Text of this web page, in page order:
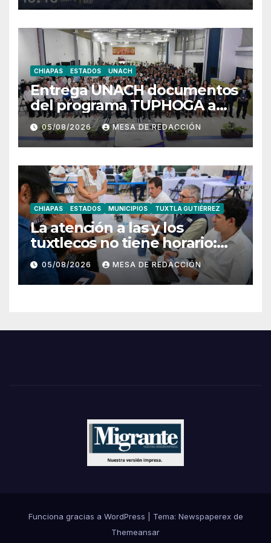
municipio
CHIAPAS ESTADOS UNACH
Entrega UNACH documentos
del programa TUPHOGA a
129 egresados de posgrado
05/08/2026 MESA DE REDACCIÓN
CHIAPAS ESTADOS MUNICIPIOS TUXTLA GUTIÉRREZ
La atención a las y los
tuxtlecos no tiene horario:
Angel Torres
05/08/2026 MESA DE REDACCIÓN
Funciona gracias a WordPress
Tema: Newspaperex de
Themeansar